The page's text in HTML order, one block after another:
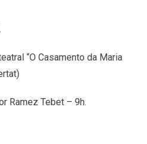
“O Casamento da Maria
Ramez Tebet – 9h.